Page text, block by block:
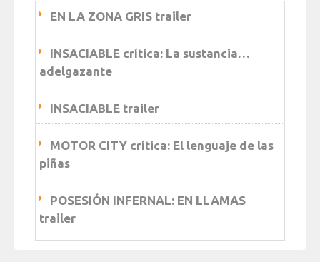
EN LA ZONA GRIS trailer
INSACIABLE crítica: La sustancia…
adelgazante
INSACIABLE trailer
MOTOR CITY crítica: El lenguaje de las
piñas
POSESIÓN INFERNAL: EN LLAMAS
trailer